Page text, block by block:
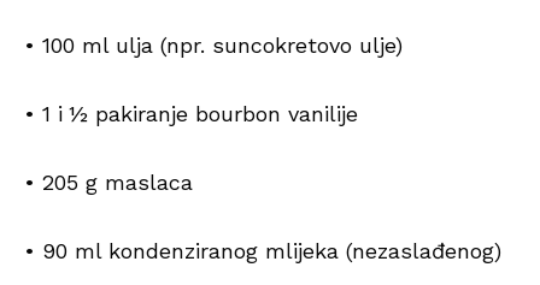
• 100 ml ulja (npr. suncokretovo ulje)
• 1 i ½ pakiranje bourbon vanilije
• 205 g maslaca
• 90 ml kondenziranog mlijeka (nezaslađenog)